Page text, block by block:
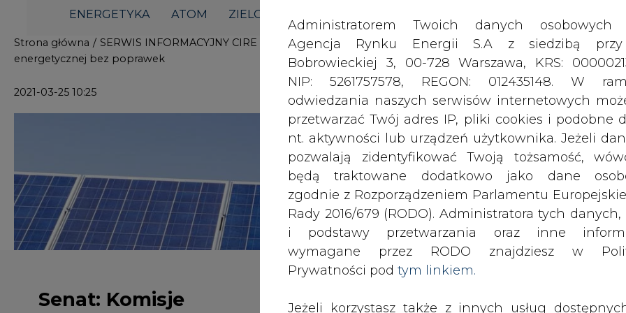
i podstawy przetwarzania oraz inne
wymagane przez RODO znajdziesz w
Prywatności pod
tym linkiem.
Jeżeli korzystasz także z innych usług
pośrednictwem naszego serwisu,
Twoje dane osobowe podane przy zakładaniu
rejestracji do newslettera. Przetwarzamy dane,
podajesz, pozostawiasz lub do których możemy
dostęp w ramach korzystania z Usług.
Informacje dotyczące Administratora Twoich
osobowych a także cele i podstawy przetwarzania
inne niezbędne informacje wymagane przez
znajdziesz w Polityce Prywatności pod
linkiem (
tym linkiem
). Dane zbierane na
Senat: Komisje
energetycznej bez
poprawek
Połączone senackie komisje gospodarki narodowej i innowacyjności oraz
środowiska zarekomendowały w czwartek przyjęcie nowelizacji ustawy o
efektywności energetycznej bez poprawek. Nowela zakłada m. in.
obowiązek zamontowania do 2027 r. ciepłomierzy i wodomierzy
odczytu.